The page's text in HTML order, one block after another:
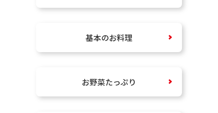
基本のお料理
お野菜たっぷり